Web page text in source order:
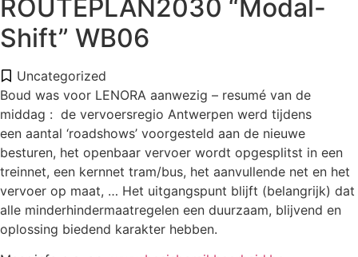
ROUTEPLAN2030 “Modal-
Shift” WB06
Uncategorized
Boud was voor LENORA aanwezig – resumé van de
middag : de vervoersregio Antwerpen werd tijdens
een aantal ‘roadshows’ voorgesteld aan de nieuwe
besturen, het openbaar vervoer wordt opgesplitst in een
treinnet, een kernnet tram/bus, het aanvullende net en het
vervoer op maat, … Het uitgangspunt blijft (belangrijk) dat
alle minderhindermaatregelen een duurzaam, blijvend en
oplossing biedend karakter hebben.